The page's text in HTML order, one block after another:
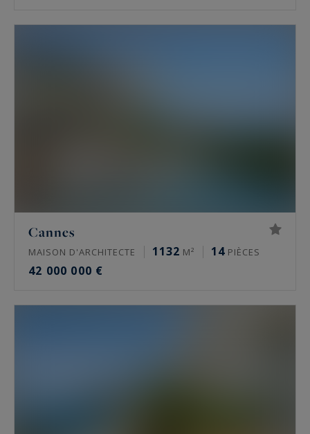
Cannes
MAISON D'ARCHITECTE 1132 M² 14 PIÈCES
42 000 000 €